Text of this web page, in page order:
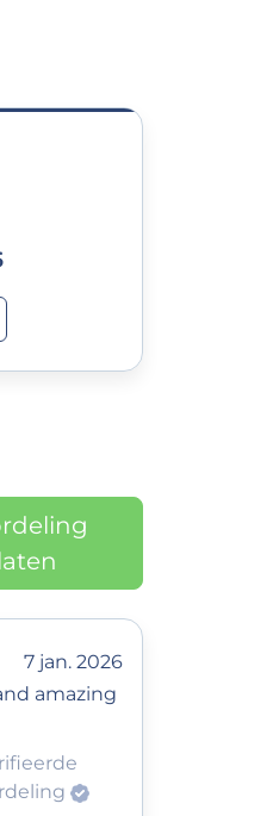
7 jan. 2026
amazing